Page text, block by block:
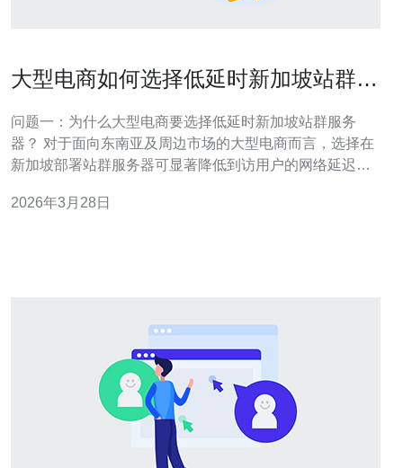
大型电商如何选择低延时新加坡站群服
问题一：为什么大型电商要选择低延时新加坡站群服务
器？ 对于面向东南亚及周边市场的大型电商而言，选择在
新加坡部署站群服务器可显著降低到访用户的网络延迟，
用户体验，研究表明页面加载每延迟一秒，转化率会明显
2026年3月28日